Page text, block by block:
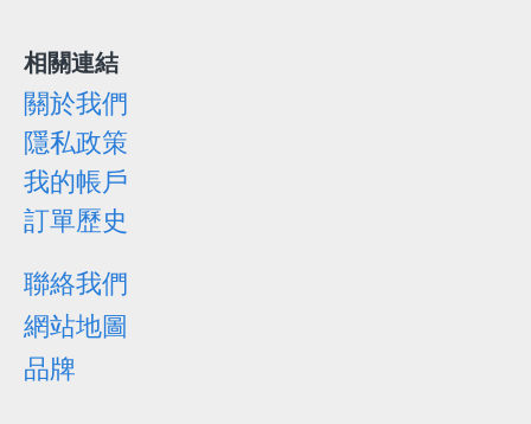
相關連結
關於我們
隱私政策
我的帳戶
訂單歷史
聯絡我們
網站地圖
品牌